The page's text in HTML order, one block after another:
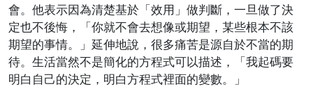
會。他表示因為清楚基於「效用」做判斷，一旦做了決
定也不後悔，「你就不會去想像或期望，某些根本不該
期望的事情。」延伸地說，很多痛苦是源自於不當的期
待。生活當然不是簡化的方程式可以描述，「我起碼要
明白自己的決定，明白方程式裡面的變數。」